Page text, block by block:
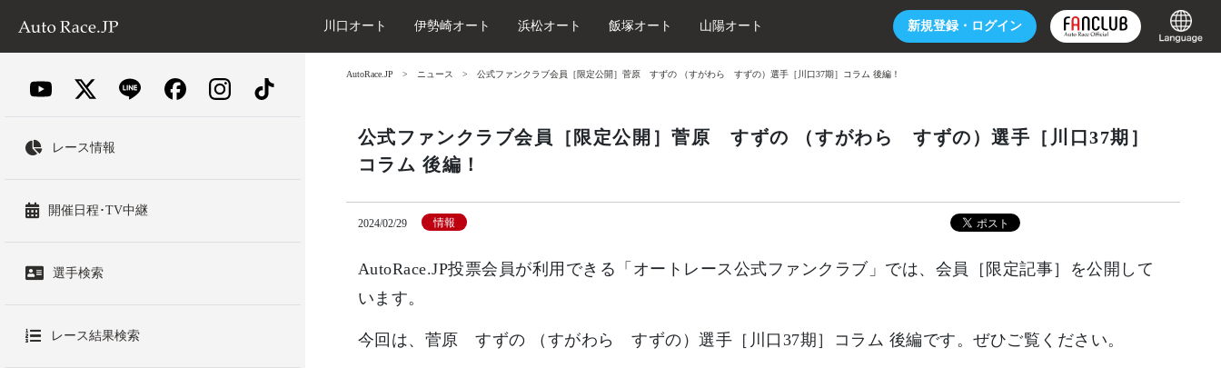
新規登録・ ログイン
川口オート 伊勢崎オート 浜松オート 飯塚オート 山陽オート
レース情報
開催日程･TV中継
選手検索
レース結果検索
AutoRace.JP ニュース 公式ファンクラブ会員［限定公開］菅原 すずの （すがわら すずの）選手［川口37期］コラム 後編！
公式ファンクラブ会員［限定公開］菅原 すずの （すがわら すずの）選手［川口37期］
コラム 後編！
2024/02/29 情報
AutoRace.JP投票会員が利用できる「オートレース公式ファンクラブ」では、会員［限定記事］を公開して
います。
今回は、菅原 すずの （すがわら すずの）選手［川口37期］コラム 後編です。ぜひご覧ください。